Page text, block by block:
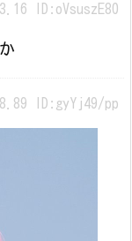
ID:oVsuszE80
ID:gyYj49/pp